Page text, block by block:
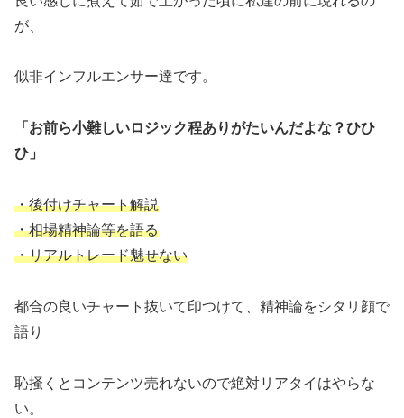
が、
似非インフルエンサー達です。
「お前ら小難しいロジック程ありがたいんだよな？ひひ
ひ」
・後付けチャート解説
・相場精神論等を語る
・リアルトレード魅せない
都合の良いチャート抜いて印つけて、精神論をシタリ顔で
語り
恥掻くとコンテンツ売れないので絶対リアタイはやらな
い。